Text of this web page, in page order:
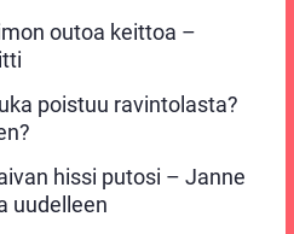
outoa keittoa –
poistuu ravintolasta?
hissi putosi – Janne
uudelleen